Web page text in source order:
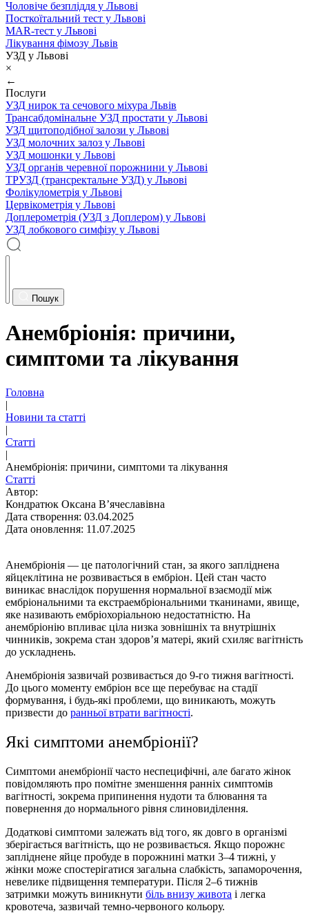
Чоловіче безпліддя у Львові
Посткоїтальний тест у Львові
MAR-тест у Львові
Лікування фімозу Львів
УЗД у Львові
×
←
Послуги
УЗД нирок та сечового міхура Львів
Трансабдомінальне УЗД простати у Львові
УЗД щитоподібної залози у Львові
УЗД молочних залоз у Львові
УЗД мошонки у Львові
УЗД органів черевної порожнини у Львові
ТРУЗД (трансректальне УЗД) у Львові
Фолікулометрія у Львові
Цервікометрія у Львові
Доплерометрія (УЗД з Доплером) у Львові
УЗД лобкового симфізу у Львові
Пошук
Анембріонія: причини,
симптоми та лікування
Головна
|
Новини та статті
|
Статті
|
Анембріонія: причини, симптоми та лікування
Статті
Автор:
Кондратюк Оксана В’ячеславівна
Дата створення: 03.04.2025
Дата оновлення: 11.07.2025
Анембріонія — це патологічний стан, за якого запліднена
яйцеклітина не розвивається в ембріон. Цей стан часто
виникає внаслідок порушення нормальної взаємодії між
ембріональними та екстраембріональними тканинами, явище,
яке називають ембріохоріальною недостатністю. На
анембріонію впливає ціла низка зовнішніх та внутрішніх
чинників, зокрема стан здоров’я матері, який схиляє вагітність
до ускладнень.
Анембріонія зазвичай розвивається до 9-го тижня вагітності.
До цього моменту ембріон все ще перебуває на стадії
формування, і будь-які проблеми, що виникають, можуть
призвести до ранньої втрати вагітності.
Якi симптоми анембріонії?
Симптоми анембріонії часто неспецифічні, але багато жінок
повідомляють про помітне зменшення ранніх симптомів
вагітності, зокрема припинення нудоти та блювання та
повернення до нормального рівня слиновиділення.
Додаткові симптоми залежать від того, як довго в організмі
зберігається вагітність, що не розвивається. Якщо порожнє
запліднене яйце пробуде в порожнині матки 3–4 тижні, у
жінки може спостерігатися загальна слабкість, запаморочення,
невелике підвищення температури. Після 2–6 тижнів
затримки можуть виникнути біль внизу живота і легка
кровотеча, зазвичай темно-червоного кольору.